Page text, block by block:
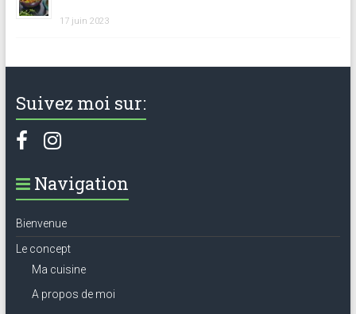
17 juin 2023
Suivez moi sur:
Navigation
Bienvenue
Le concept
Ma cuisine
A propos de moi